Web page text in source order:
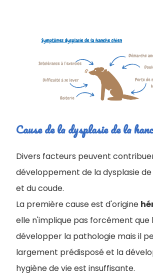
Cause de la dysplasie de la
Divers facteurs peuvent
développement de la dysplasie
et du coude.
La première cause est d'origine
elle n'implique pas forcément que
développer la pathologie mais il
largement prédisposé et la
hygiène de vie est insuffisante.